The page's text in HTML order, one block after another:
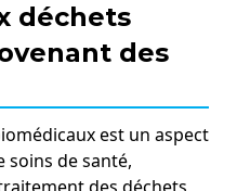
déchets
des
est un aspect
soins de santé,